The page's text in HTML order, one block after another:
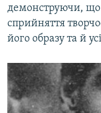
демонструючи, що
сприйняття
його образу та й